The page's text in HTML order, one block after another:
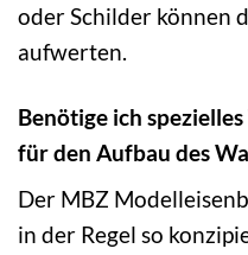
oder Schilder können
aufwerten.
Benötige ich
für den Aufbau des
Der MBZ
in der Regel so